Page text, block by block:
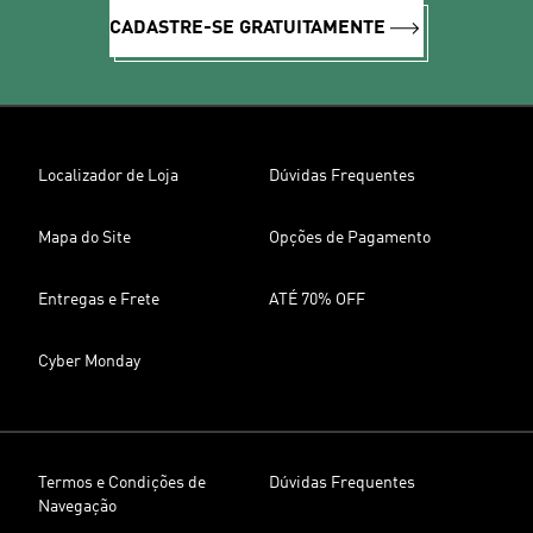
CADASTRE-SE GRATUITAMENTE
Localizador de Loja Dúvidas Frequentes
Mapa do Site Opções de Pagamento
Entregas e Frete ATÉ 70% OFF
Cyber Monday
Termos e Condições de
Navegação
Dúvidas Frequentes